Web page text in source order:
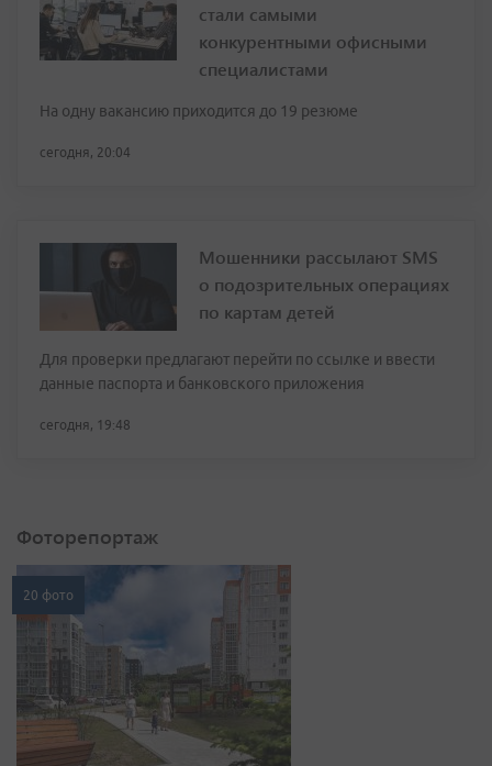
стали самыми
конкурентными офисными
специалистами
На одну вакансию приходится до 19 резюме
сегодня, 20:04
Мошенники рассылают SMS
о подозрительных операциях
по картам детей
Для проверки предлагают перейти по ссылке и ввести
данные паспорта и банковского приложения
сегодня, 19:48
Фоторепортаж
20 фото